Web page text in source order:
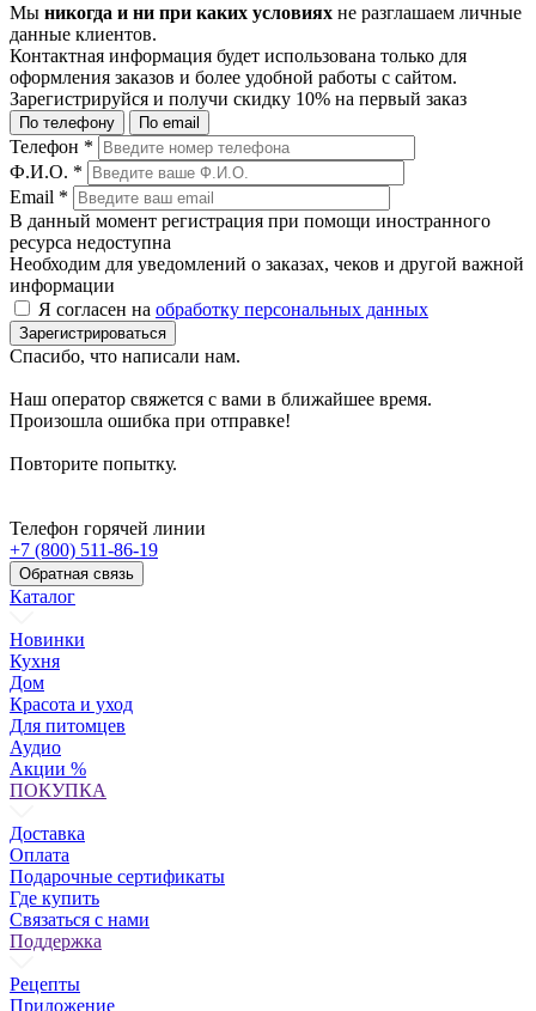
Мы никогда и ни при каких условиях не разглашаем личные
данные клиентов.
Контактная информация будет использована только для
оформления заказов и более удобной работы с сайтом.
Зарегистрируйся и получи скидку 10% на первый заказ
По телефону По email
Телефон *
Ф.И.О. *
Email *
В данный момент регистрация при помощи иностранного
ресурса недоступна
Необходим для уведомлений о заказах, чеков и другой важной
информации
Я согласен на обработку персональных данных
Зарегистрироваться
Спасибо, что написали нам.
Наш оператор свяжется с вами в ближайшее время.
Произошла ошибка при отправке!
Повторите попытку.
Телефон горячей линии
+7 (800) 511-86-19
Обратная связь
Каталог
Новинки
Кухня
Дом
Красота и уход
Для питомцев
Аудио
Акции %
ПОКУПКА
Доставка
Оплата
Подарочные сертификаты
Где купить
Связаться с нами
Поддержка
Рецепты
Приложение